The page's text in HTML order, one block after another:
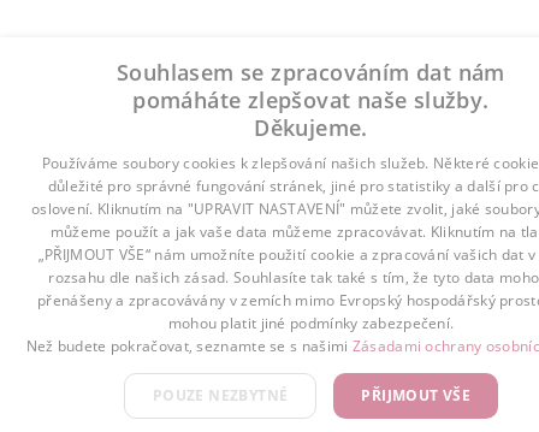
Souhlasem se zpracováním dat nám
pomáháte zlepšovat naše služby.
Děkujeme.
Používáme soubory cookies k zlepšování našich služeb. Některé
důležité pro správné fungování stránek, jiné pro statistiky a další pro
oslovení. Kliknutím na "UPRAVIT NASTAVENÍ" můžete zvolit, jaké
můžeme použít a jak vaše data můžeme zpracovávat. Kliknutím na
„PŘIJMOUT VŠE“ nám umožníte použití cookie a zpracování vašich dat
rozsahu dle našich zásad. Souhlasíte tak také s tím, že tyto data
přenášeny a zpracovávány v zemích mimo Evropský hospodářský
mohou platit jiné podmínky zabezpečení.
Než budete pokračovat, seznamte se s našimi Zásadami ochrany
PŘIJMOUT VŠE
POUZE NEZBYTNÉ